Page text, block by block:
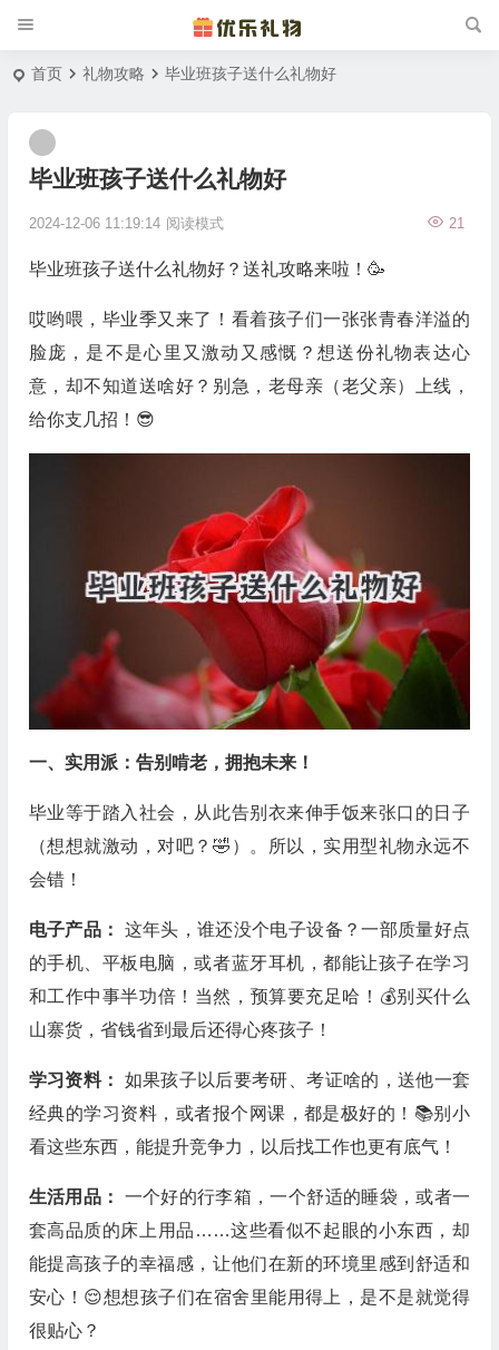
首页 礼物攻略 毕业班孩子送什么礼物好
毕业班孩子送什么礼物好
2024-12-06 11:19:14 21
阅读模式
毕业班孩子送什么礼物好？送礼攻略来啦！🥳
哎哟喂，毕业季又来了！看着孩子们一张张青春洋溢的
脸庞，是不是心里又激动又感慨？想送份礼物表达心
意，却不知道送啥好？别急，老母亲（老父亲）上线，
给你支几招！😎
一、实用派：告别啃老，拥抱未来！
毕业等于踏入社会，从此告别衣来伸手饭来张口的日子
（想想就激动，对吧？🤣）。所以，实用型礼物永远不
会错！
电子产品： 这年头，谁还没个电子设备？一部质量好点
的手机、平板电脑，或者蓝牙耳机，都能让孩子在学习
和工作中事半功倍！当然，预算要充足哈！💰别买什么
山寨货，省钱省到最后还得心疼孩子！
学习资料： 如果孩子以后要考研、考证啥的，送他一套
经典的学习资料，或者报个网课，都是极好的！📚别小
看这些东西，能提升竞争力，以后找工作也更有底气！
生活用品： 一个好的行李箱，一个舒适的睡袋，或者一
套高品质的床上用品……这些看似不起眼的小东西，却
能提高孩子的幸福感，让他们在新的环境里感到舒适和
安心！😌想想孩子们在宿舍里能用得上，是不是就觉得
很贴心？